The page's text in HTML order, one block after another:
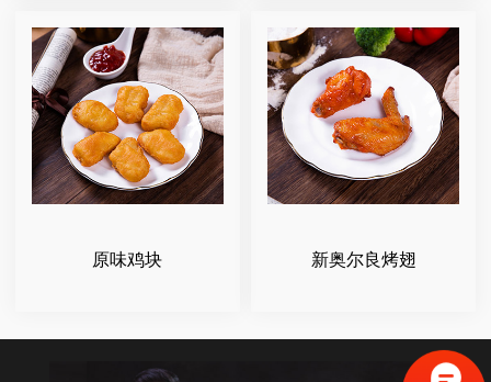
原味鸡块 新奥尔良烤翅